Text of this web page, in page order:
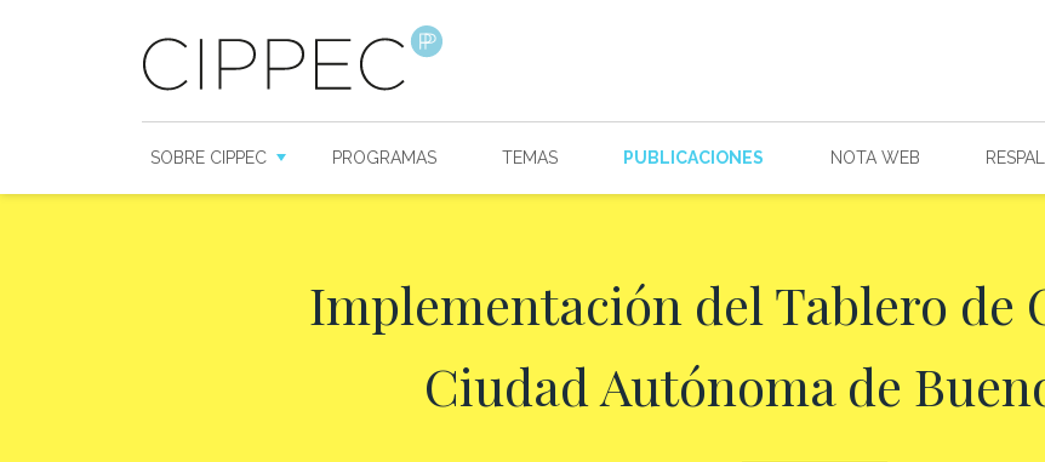
SOBRE CIPPEC PROGRAMAS TEMAS PUBLICACIONES NOTA WEB
Implementación del Tablero de
Ciudad Autónoma de